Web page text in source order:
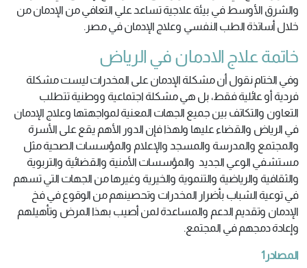
والشرق الأوسط في بيئة علاجية تساعد علي التعافي من الإدمان من
خلال أساتذة الطب النفسي وعلاج الإدمان في مصر.
خاتمة علاج الادمان في الرياض
وفي الختام نقول أن مشكلة الإدمان على المخدرات ليست مشكلة
فردية أو عائلية فقط، بل هي مشكلة اجتماعية ووطنية تتطلب
التعاون والتكاتف بين جميع الجهات المعنية لمواجهتها وعلاج الإدمان
في الرياض والقضاء عليها ولهذا فإن الدور الأهم يقع على الأسرة
والمجتمع والمدرسة والمسجد والإعلام والمؤسسات الصحية مثل
مستشفي الوعي الجديد والمؤسسات الأمنية والقضائية والتربوية
والثقافية والرياضية والتنموية والخيرية وغيرها من الجهات التي تسهم
في توعية الشباب بأضرار المخدرات وتحصينهم من الوقوع في فخ
الإدمان وتقديم الدعم والمساعدة لمن أصيب بهذا المرض وتأهيلهم
وإعادة دمجهم في المجتمع.
المصادر1